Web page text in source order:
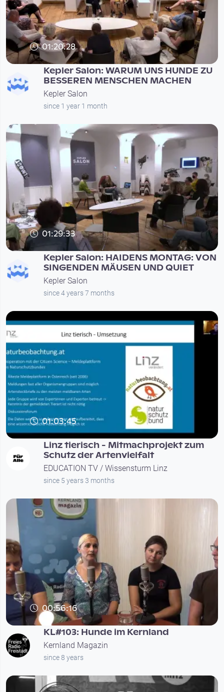
01:20:28
Kepler Salon: WARUM UNS HUNDE ZU
BESSEREN MENSCHEN MACHEN
Kepler Salon
since 1 year 1 month
01:29:33
Kepler Salon: HAIDENS MONTAG: VON
SINGENDEN MÄUSEN UND QUIET
Kepler Salon
since 4 years 7 months
01:03:45
Linz tierisch - Mitmachprojekt zum
Schutz der Artenvielfalt
EDUCATION TV / Wissensturm Linz
since 5 years 3 months
00:56:16
KL#103: Hunde im Kernland
Kernland Magazin
since 8 years